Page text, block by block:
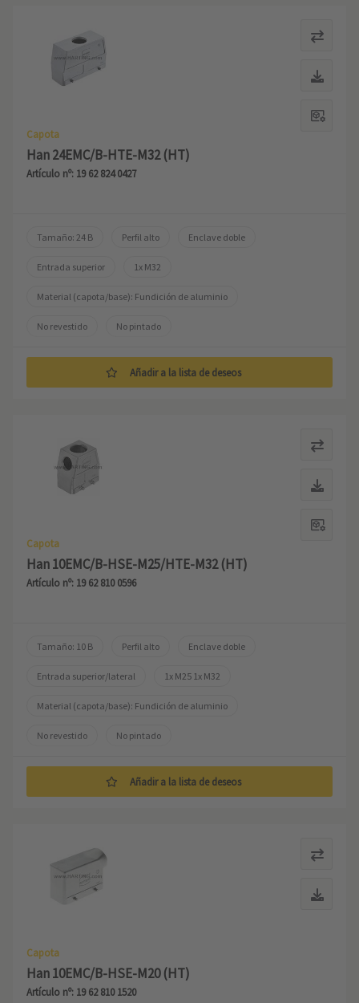
Capota
Han 24EMC/B-HTE-M32 (HT)
Artículo nº: 19 62 824 0427
Tamaño: 24 B Perfil alto Enclave doble
Entrada superior 1x M32
Material (capota/base): Fundición de aluminio
No revestido No pintado
Añadir a la lista de deseos
Capota
Han 10EMC/B-HSE-M25/HTE-M32 (HT)
Artículo nº: 19 62 810 0596
Tamaño: 10 B Perfil alto Enclave doble
Entrada superior/lateral 1x M25 1x M32
Material (capota/base): Fundición de aluminio
No revestido No pintado
Añadir a la lista de deseos
Capota
Han 10EMC/B-HSE-M20 (HT)
Artículo nº: 19 62 810 1520